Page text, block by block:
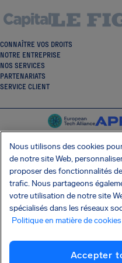
CONNAÎTRE VOS DROITS
NOTRE ENTREPRISE
NOS SERVICES
PARTENARIATS
SERVICE CLIENT
OBTENEZ
Nous utilisons des cookies
de notre site Web,
proposer des fonctionnalités
trafic. Nous partageons
votre utilisation de notre site
spécialisés dans les réseaux
Politique en matière de cookies
Accepter